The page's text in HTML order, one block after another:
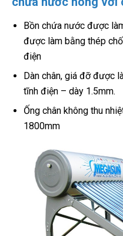
Bồn chứa nước được
được làm bằng thép
điện
Dàn chân, giá đỡ được
tĩnh điện – dày 1.5mm.
Ống chân không thu
1800mm